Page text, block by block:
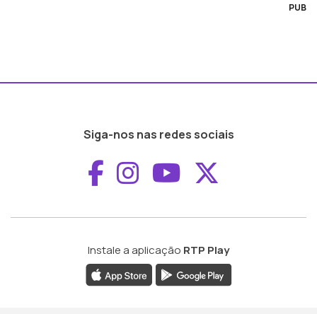
PUB
Siga-nos nas redes sociais
Aceder ao
Aceder ao
Aceder ao
Instale a aplicação RTP Play